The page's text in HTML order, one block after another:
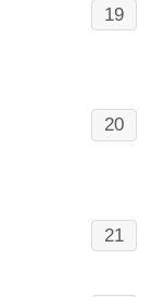
19
20
21